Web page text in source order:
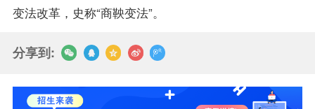
变法改革，史称“商鞅变法”。
分享到: